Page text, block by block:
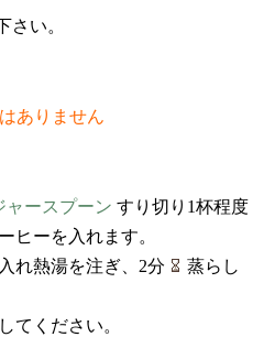
さい。
ありません
ャースプーン すり切り1杯程度
ヒーを入れます。
れ熱湯を注ぎ、2分
蒸らし
てください。